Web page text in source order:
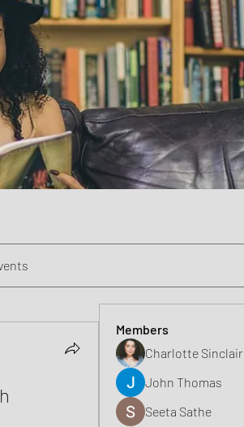
Members
Charlotte Sinclair
John Thomas
Seeta Sathe